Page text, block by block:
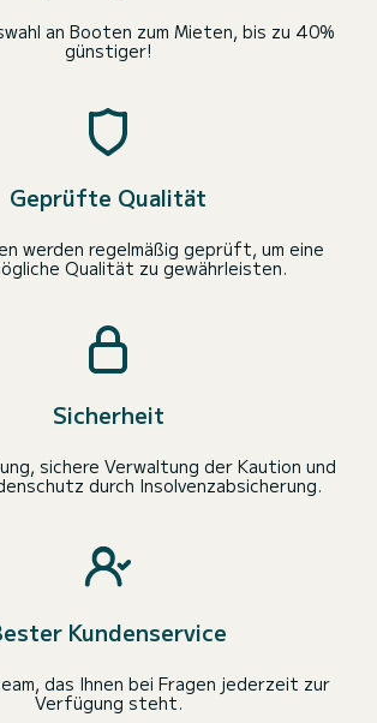
an Booten zum Mieten, bis zu 40%
günstiger!
Geprüfte Qualität
werden regelmäßig geprüft, um eine
Qualität zu gewährleisten.
Sicherheit
sichere Verwaltung der Kaution und
durch Insolvenzabsicherung.
Kundenservice
das Ihnen bei Fragen jederzeit zur
Verfügung steht.